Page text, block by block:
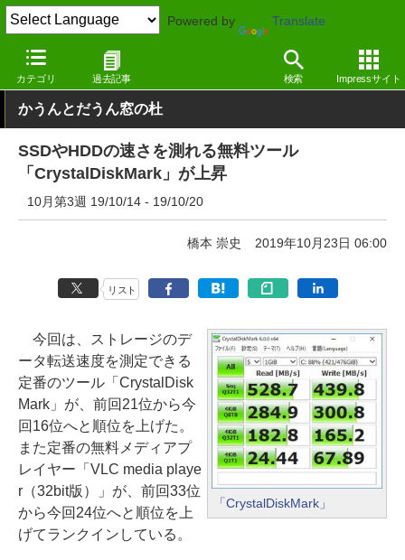
Powered by Translate
カテゴリ 過去記事 検索 Impressサイト
窓の杜 その他の話題
かうんとだうん窓の杜
SSDやHDDの速さを測れる無料ツール
「CrystalDiskMark」が上昇
10月第3週 19/10/14 - 19/10/20
橋本 崇史 2019年10月23日 06:00
リスト
「CrystalDiskMark」
今回は、ストレージのデ
ータ転送速度を測定できる
定番のツール「CrystalDisk
Mark」が、前回21位から今
回16位へと順位を上げた。
また定番の無料メディアプ
レイヤー「VLC media playe
r（32bit版）」が、前回33位
から今回24位へと順位を上
げてランクインしている。